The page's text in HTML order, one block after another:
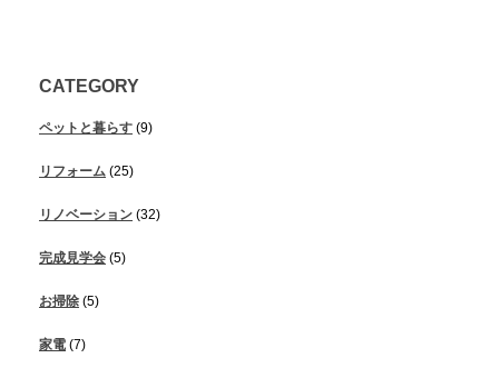
CATEGORY
ペットと暮らす (9)
リフォーム (25)
リノベーション (32)
完成見学会 (5)
お掃除 (5)
家電 (7)